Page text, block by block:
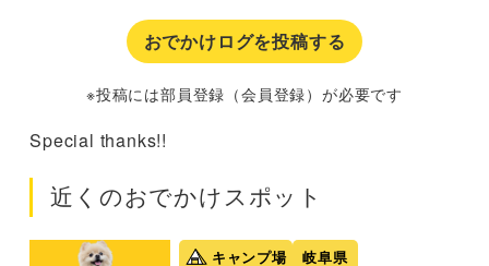
おでかけログを投稿する
※投稿には部員登録（会員登録）が必要です
Special thanks!!
近くのおでかけスポット
キャンプ場 岐阜県